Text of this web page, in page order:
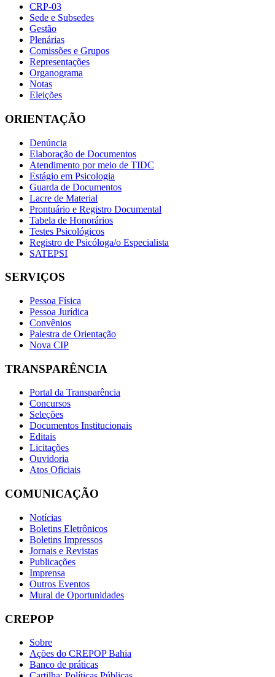
CRP-03
Sede e Subsedes
Gestão
Plenárias
Comissões e Grupos
Representações
Organograma
Notas
Eleições
ORIENTAÇÃO
Denúncia
Elaboração de Documentos
Atendimento por meio de TIDC
Estágio em Psicologia
Guarda de Documentos
Lacre de Material
Prontuário e Registro Documental
Tabela de Honorários
Testes Psicológicos
Registro de Psicóloga/o Especialista
SATEPSI
SERVIÇOS
Pessoa Física
Pessoa Jurídica
Convênios
Palestra de Orientação
Nova CIP
TRANSPARÊNCIA
Portal da Transparência
Concursos
Seleções
Documentos Institucionais
Editais
Licitações
Ouvidoria
Atos Oficiais
COMUNICAÇÃO
Notícias
Boletins Eletrônicos
Boletins Impressos
Jornais e Revistas
Publicações
Imprensa
Outros Eventos
Mural de Oportunidades
CREPOP
Sobre
Ações do CREPOP Bahia
Banco de práticas